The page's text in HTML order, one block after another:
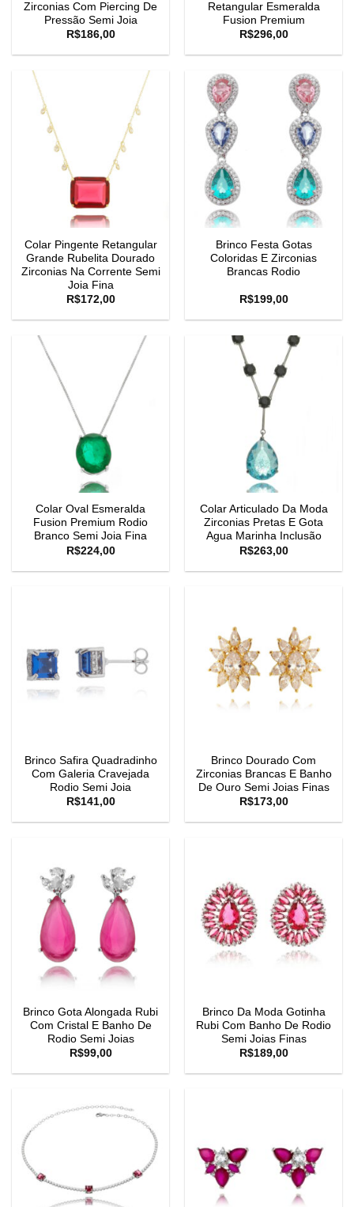
Zirconias Com Piercing De
Pressão Semi Joia
R$186,00
Retangular Esmeralda
Fusion Premium
R$296,00
Colar Pingente Retangular
Grande Rubelita Dourado
Zirconias Na Corrente Semi
Joia Fina
R$172,00
Brinco Festa Gotas
Coloridas E Zirconias
Brancas Rodio
R$199,00
Colar Oval Esmeralda
Fusion Premium Rodio
Branco Semi Joia Fina
R$224,00
Colar Articulado Da Moda
Zirconias Pretas E Gota
Agua Marinha Inclusão
R$263,00
Brinco Safira Quadradinho
Com Galeria Cravejada
Rodio Semi Joia
R$141,00
Brinco Dourado Com
Zirconias Brancas E Banho
De Ouro Semi Joias Finas
R$173,00
Brinco Gota Alongada Rubi
Com Cristal E Banho De
Rodio Semi Joias
R$99,00
Brinco Da Moda Gotinha
Rubi Com Banho De Rodio
Semi Joias Finas
R$189,00